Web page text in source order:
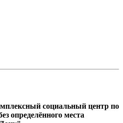
социальный центр по
определённого места